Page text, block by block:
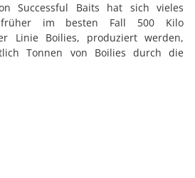
Successful Baits hat sich vieles
früher im besten Fall 500 Kilo
Linie Boilies, produziert werden,
Tonnen von Boilies durch die